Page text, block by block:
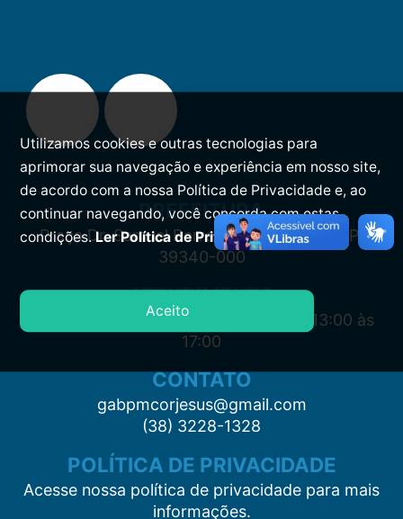
PREFEITURA
Praça Dr. Samuel Barreto, s/n, Centro CEP:
39340-000
ATENDIMENTO
Segunda à Sexta: 7:00 às 11:00 e das 13:00 às
17:00
CONTATO
gabpmcorjesus@gmail.com
(38) 3228-1328
POLÍTICA DE PRIVACIDADE
Acesse nossa política de privacidade para mais
informações.
Utilizamos cookies e outras tecnologias para
aprimorar sua navegação e experiência em nosso site,
de acordo com a nossa Política de Privacidade e, ao
continuar navegando, você concorda com estas
condições.Ler Política de Privacidade.
Aceito